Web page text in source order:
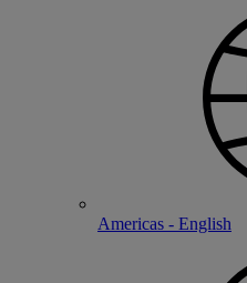
Americas - English